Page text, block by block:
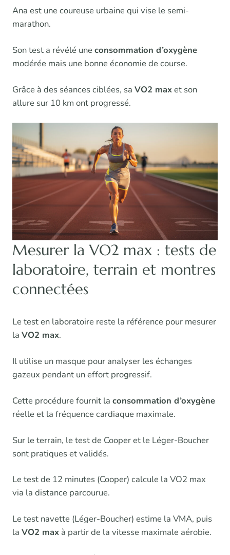
Ana est une coureuse urbaine qui vise le semi-
marathon.
Son test a révélé une consommation d’oxygène
modérée mais une bonne économie de course.
Grâce à des séances ciblées, sa VO2 maxet son
allure sur 10 km ont progressé.
Mesurer la VO2 max : tests de
laboratoire, terrain et montres
connectées
Le test en laboratoire reste la référence pour mesurer
la VO2 max.
Il utilise un masque pour analyser les échanges
gazeux pendant un effort progressif.
Cette procédure fournit la consommation d’oxygène
réelle et la fréquence cardiaque maximale.
Sur le terrain, le test de Cooper et le Léger-Boucher
sont pratiques et validés.
Le test de 12 minutes (Cooper) calcule la VO2 max
via la distance parcourue.
Le test navette (Léger-Boucher) estime la VMA, puis
la VO2 max à partir de la vitesse maximale aérobie.